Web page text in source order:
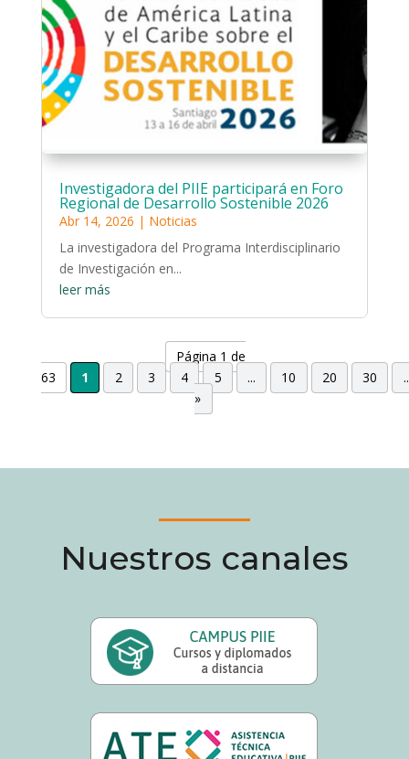
Investigadora del PIIE participará en Foro
Regional de Desarrollo Sostenible 2026
Abr 14, 2026 | Noticias
La investigadora del Programa Interdisciplinario
de Investigación en...
leer más
Página 1 de
63
1 2 3 4 5 ... 10 20 30
»
Nuestros canales